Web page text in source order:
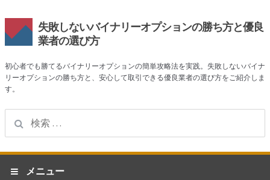
失敗しないバイナリーオプションの勝ち方と優良
業者の選び方
初心者でも勝てるバイナリーオプションの簡単攻略法を実践。失敗しないバイナ
リーオプションの勝ち方と、安心して取引できる優良業者の選び方をご紹介しま
す。
ナ
ビ
コ
ン
メニュー